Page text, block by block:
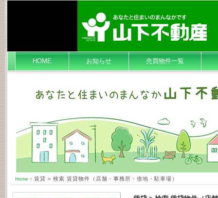
HOME お知らせ 売買物件一覧
Home » 賃貸 > 検索 賃貸物件（店舗・事務所・借地・駐車場）